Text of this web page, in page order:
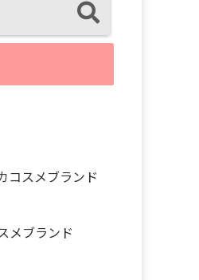
コスメブランド
メブランド